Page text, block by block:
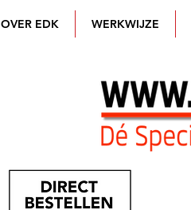
OVER EDK WERKWIJZE